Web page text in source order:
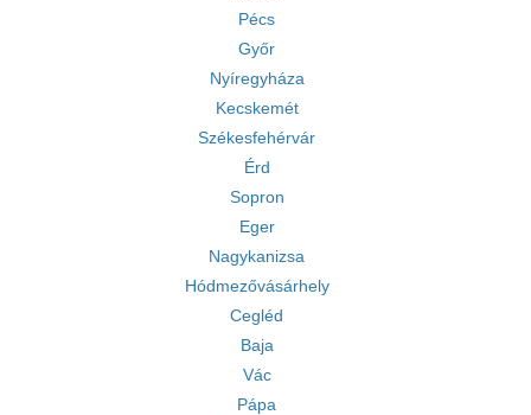
Pécs
Győr
Nyíregyháza
Kecskemét
Székesfehérvár
Érd
Sopron
Eger
Nagykanizsa
Hódmezővásárhely
Cegléd
Baja
Vác
Pápa